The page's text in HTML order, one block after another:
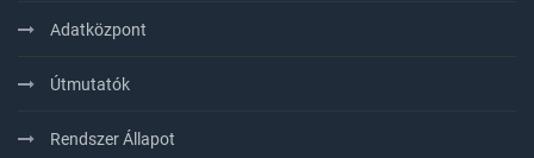
Adatközpont
Útmutatók
Rendszer Állapot